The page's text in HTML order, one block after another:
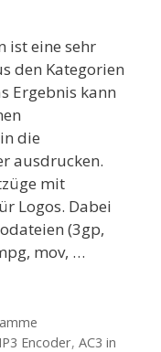
ist eine sehr
den Kategorien
Ergebnis kann
die
ausdrucken.
mit
Logos. Dabei
(3gp,
mov, …
Encoder, AC3 in